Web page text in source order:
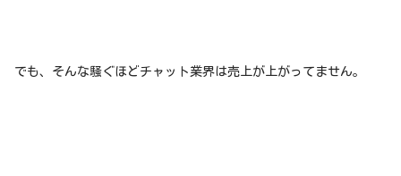
でも、そんな騒ぐほどチャット業界は売上が上がってません。